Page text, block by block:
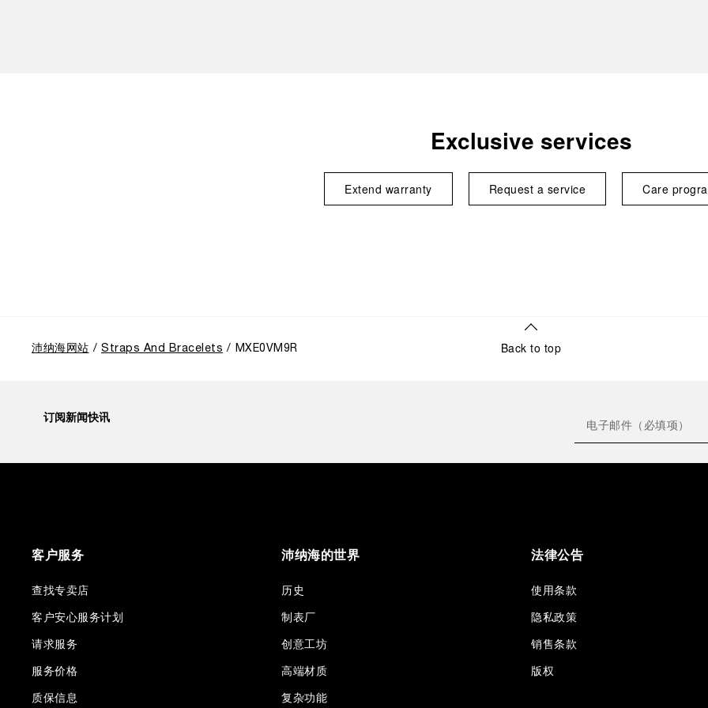
Exclusive services
Extend warranty Request a service Care
沛纳海网站 Straps And Bracelets MXE0VM9R Back to top
订阅新闻快讯
客户服务
查找专卖店
客户安心服务计划
请求服务
服务价格
质保信息
沛纳海的世界
历史
制表厂
创意工坊
高端材质
复杂功能
法律公告
使用条款
隐私政策
销售条款
版权